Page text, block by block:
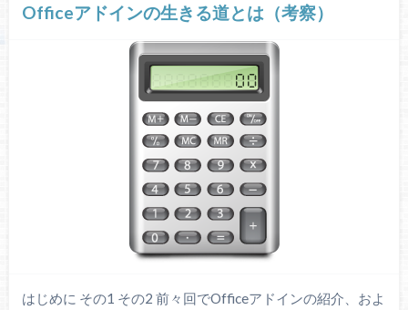
Officeアドインの生きる道とは（考察）
はじめに その1 その2 前々回でOfficeアドインの紹介、およ